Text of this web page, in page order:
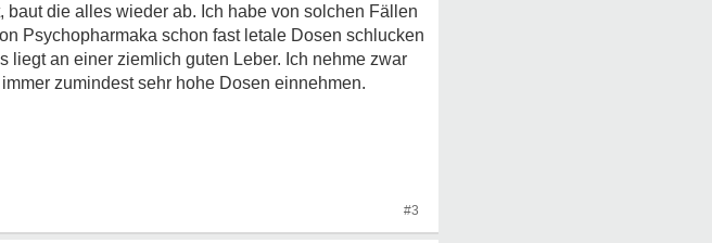
die alles wieder ab. Ich habe von solchen Fällen
Psychopharmaka schon fast letale Dosen schlucken
liegt an einer ziemlich guten Leber. Ich nehme zwar
zumindest sehr hohe Dosen einnehmen.
#3